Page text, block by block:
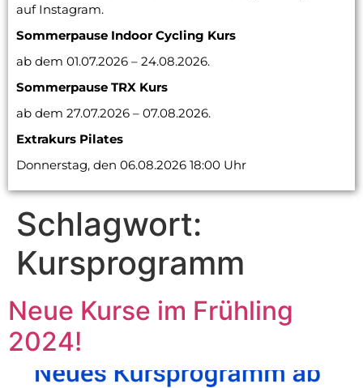
auf Instagram.
Sommerpause Indoor Cycling Kurs
ab dem 01.07.2026 – 24.08.2026.
Sommerpause TRX Kurs
ab dem 27.07.2026 – 07.08.2026.
Extrakurs Pilates
Donnerstag, den 06.08.2026 18:00 Uhr
Schlagwort:
Kursprogramm
Neue Kurse im Frühling
2024!